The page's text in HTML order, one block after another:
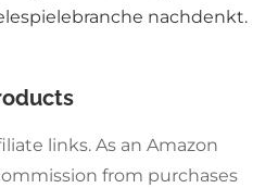
nachdenkt.
links. As an Amazon
from purchases